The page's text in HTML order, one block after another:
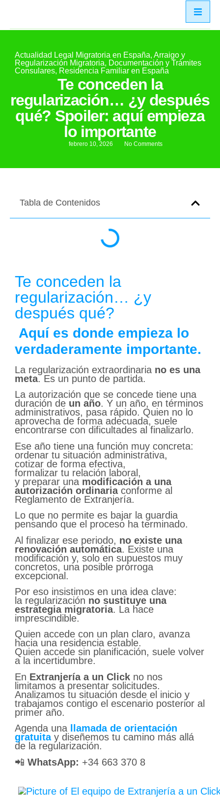
Actualidad Legal Migratoria en España, Arraigo y
Regularización Migratoria, Documentación y Trámites
Consulares, Residencia Familiar en España
Te conceden la
regularización… ¿y después
qué? Spoiler: aquí empieza
lo importante
febrero 10, 2026 No Comments
Tabla de Contenidos
Te conceden la
regularización… ¿y
después qué?
Aquí es donde empieza lo
verdaderamente importante.
La regularización extraordinaria no es una
meta. Es un punto de partida.
La autorización que se concede tiene una
duración de un año. Y un año, en términos
administrativos, pasa rápido. Quien no lo
aprovecha de forma adecuada, suele
encontrarse con dificultades al finalizarlo.
Ese año tiene una función muy concreta:
ordenar tu situación administrativa,
cotizar de forma efectiva,
formalizar tu relación laboral,
y preparar una modificación a una
autorización ordinariaconforme al
Reglamento de Extranjería.
Lo que no permite es bajar la guardia
pensando que el proceso ha terminado.
Al finalizar ese periodo, no existe una
renovación automática. Existe una
modificación y, solo en supuestos muy
concretos, una posible prórroga
excepcional.
Por eso insistimos en una idea clave:
la regularización no sustituye una
estrategia migratoria. La hace
imprescindible.
Quien accede con un plan claro, avanza
hacia una residencia estable.
Quien accede sin planificación, suele volver
a la incertidumbre.
En Extranjería a un Click no nos
limitamos a presentar solicitudes.
Analizamos tu situación desde el inicio y
trabajamos contigo el escenario posterior al
primer año.
Agenda una
llamada de orientación
gratuitay diseñemos tu camino más allá
de la regularización.
📲 WhatsApp: +34 663 370 8